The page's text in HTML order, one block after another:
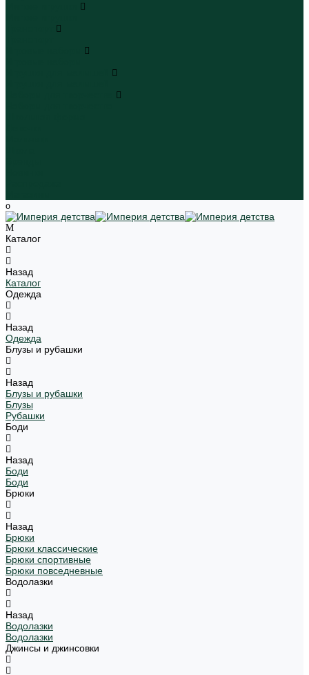
Каталог
Назад
Каталог
Одежда
Назад
Одежда
Блузы и рубашки
Назад
Блузы и рубашки
Блузы
Рубашки
Боди
Назад
Боди
Боди
Брюки
Назад
Брюки
Брюки классические
Брюки спортивные
Брюки повседневные
Водолазки
Назад
Водолазки
Водолазки
Джинсы и джинсовки